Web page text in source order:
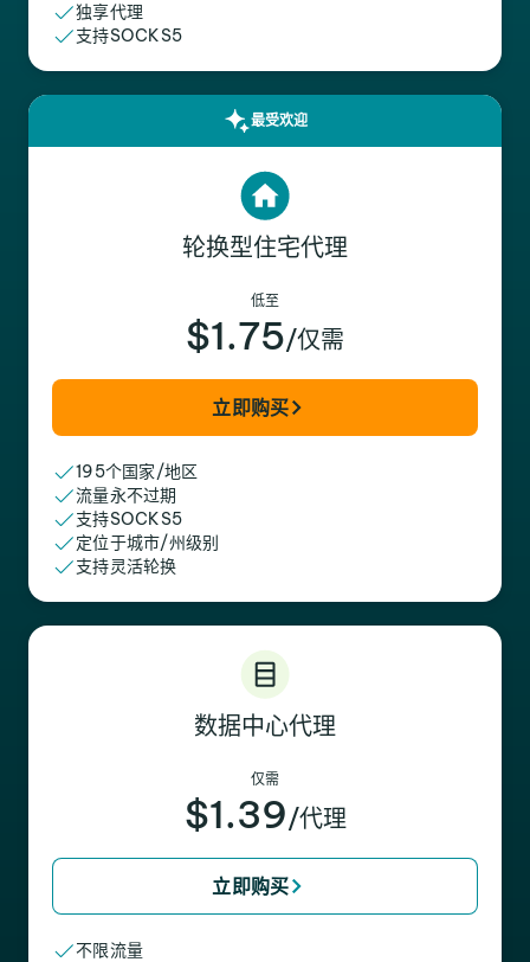
独享代理
支持SOCKS5
最受欢迎
轮换型住宅代理
低至
$1.75/仅需
立即购买
195个国家/地区
流量永不过期
支持SOCKS5
定位于城市/州级别
支持灵活轮换
数据中心代理
仅需
$1.39/代理
立即购买
不限流量